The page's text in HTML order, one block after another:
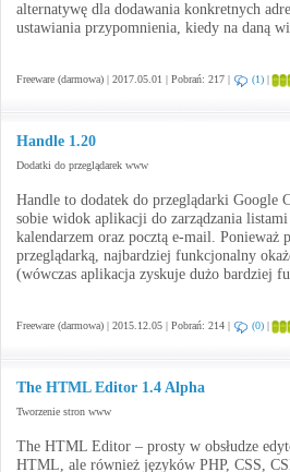
alternatywę dla dodawania konkretnych
ustawiania przypomnienia, kiedy na daną
Freeware (darmowa) | 2017.05.01 | Pobrań: 217 | (1) |
Handle 1.20
Dodatki do przeglądarek www
Handle to dodatek do przeglądarki Google
sobie widok aplikacji do zarządzania
kalendarzem oraz pocztą e-mail. Ponieważ
przeglądarką, najbardziej funkcjonalny
(wówczas aplikacja zyskuje dużo bardziej
Freeware (darmowa) | 2015.12.05 | Pobrań: 214 | (0) |
The HTML Editor 1.4 Alpha
Tworzenie stron www
The HTML Editor – prosty w obsłudze
HTML, ale również języków PHP, CSS,